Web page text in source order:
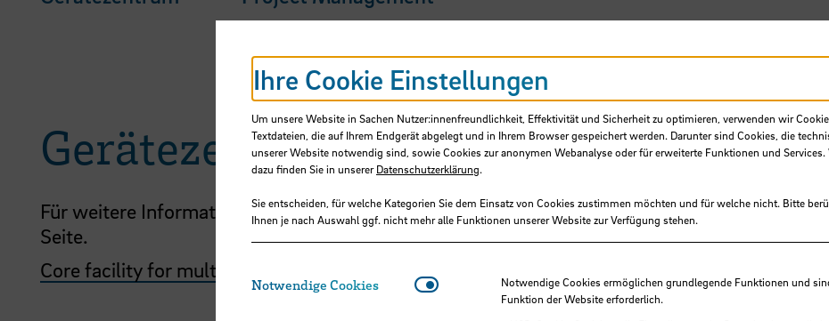
Gerätezentrum
Für weitere Informationen folgen Sie bitte dem untenstehenden Link zu unserer englischen
Seite.
Core facility for multidisciplinary structural analysis
Ihre Cookie Einstellungen
Um unsere Website in Sachen Nutzer:innenfreundlichkeit, Effektivität und Sicherheit zu optimieren, verwenden wir
Textdateien, die auf Ihrem Endgerät abgelegt und in Ihrem Browser gespeichert werden. Darunter sind Cookies, die
unserer Website notwendig sind, sowie Cookies zur anonymen Webanalyse oder für erweiterte Funktionen und
dazu finden Sie in unsererDatenschutzerklärung.
Sie entscheiden, für welche Kategorien Sie dem Einsatz von Cookies zustimmen möchten und für welche nicht. Bitte
Ihnen je nach Auswahl ggf. nicht mehr alle Funktionen unserer Website zur Verfügung stehen.
Notwendige Cookies Notwendige CookiesNotwendige Cookies ermöglichen grundlegende Funktionen und
Funktion der Website erforderlich.